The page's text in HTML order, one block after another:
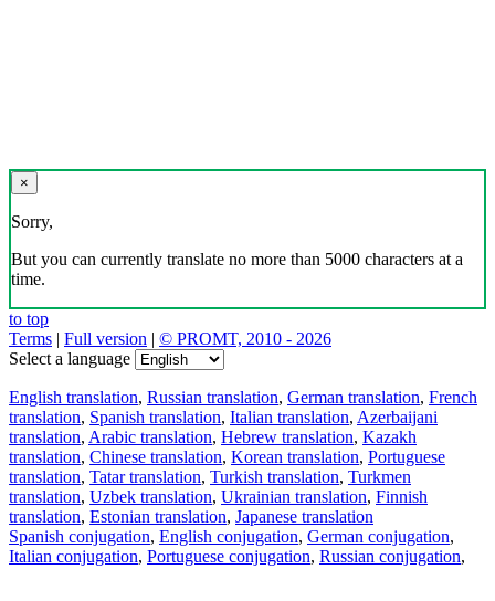
×
Sorry,
But you can currently translate no more than 5000 characters at a
time.
to top
Terms | Full version | © PROMT, 2010 - 2026
Select a language
English translation, Russian translation, German translation, French
translation, Spanish translation, Italian translation, Azerbaijani
translation, Arabic translation, Hebrew translation, Kazakh
translation, Chinese translation, Korean translation, Portuguese
translation, Tatar translation, Turkish translation, Turkmen
translation, Uzbek translation, Ukrainian translation, Finnish
translation, Estonian translation, Japanese translation
Spanish conjugation, English conjugation, German conjugation,
Italian conjugation, Portuguese conjugation, Russian conjugation,